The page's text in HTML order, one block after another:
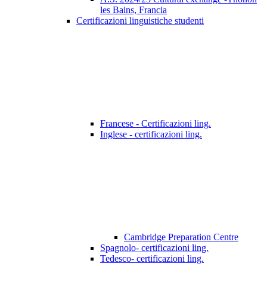
les Bains, Francia
Certificazioni linguistiche studenti
Francese - Certificazioni ling.
Inglese - certificazioni ling.
Cambridge Preparation Centre
Spagnolo- certificazioni ling.
Tedesco- certificazioni ling.